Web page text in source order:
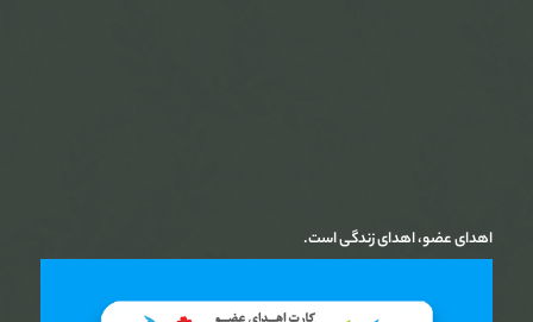
اهدای عضو، اهدای زندگی است.